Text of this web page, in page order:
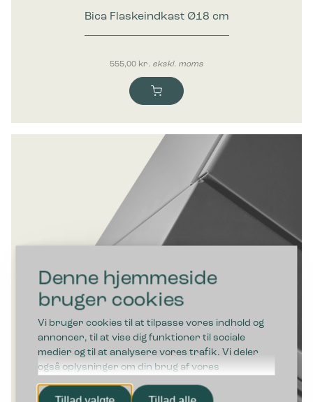
Denne hjemmeside
bruger cookies
Vi bruger cookies til at tilpasse vores indhold og
annoncer, til at vise dig funktioner til sociale
medier og til at analysere vores trafik. Vi deler
også oplysninger om din brug af vores
hjemmeside med vores partnere inden for sociale
medier, annonceringspartnere og
Bica Flaskeindkast Ø18 cm
555,00 kr. ekskl. moms